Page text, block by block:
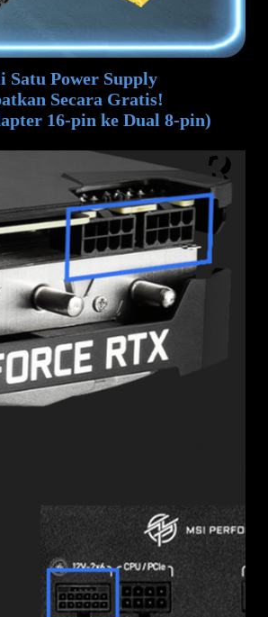
Satu Power Supply
Secara Gratis!
16-pin ke Dual 8-pin)
3